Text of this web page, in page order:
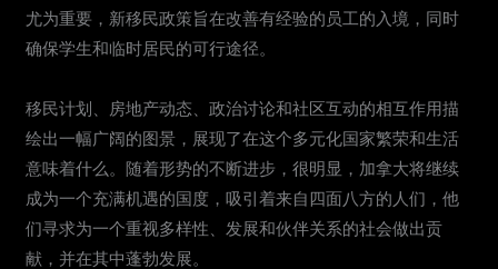
尤为重要，新移民政策旨在改善有经验的员工的入境，同时
确保学生和临时居民的可行途径。
移民计划、房地产动态、政治讨论和社区互动的相互作用描
绘出一幅广阔的图景，展现了在这个多元化国家繁荣和生活
意味着什么。随着形势的不断进步，很明显，加拿大将继续
成为一个充满机遇的国度，吸引着来自四面八方的人们，他
们寻求为一个重视多样性、发展和伙伴关系的社会做出贡
献，并在其中蓬勃发展。